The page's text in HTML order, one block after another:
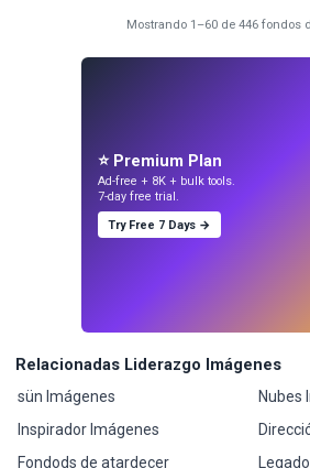
Mostrando 1–60 de 446 fondos
⭐ Premium Plan
Ad-free + 8K + bulk tools.
7-day free trial.
Try Free 7 Days →
Relacionadas Liderazgo Imágenes
sün Imágenes
Inspirador Imágenes
Fondods de atardecer
Nubes